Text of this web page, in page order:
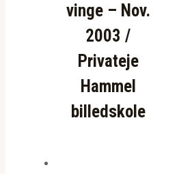
vinge – Nov.
2003 /
Privateje
Hammel
billedskole